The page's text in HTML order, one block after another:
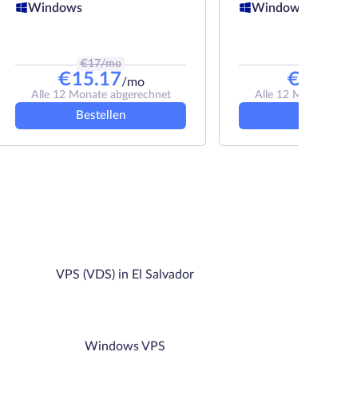
Windows
€17/mo
€15.17/mo
Alle 12 Monate abgerechnet
Bestellen
Windows
€
Alle 12 Monate
VPS (VDS) in El Salvador
Windows VPS